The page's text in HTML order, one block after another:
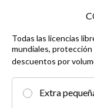
Todas las licencias
mundiales,
descuentos por
Extra